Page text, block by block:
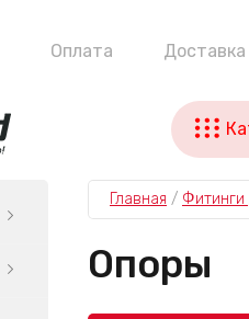
Оплата Доставка
Главная / Фитинги
Опоры